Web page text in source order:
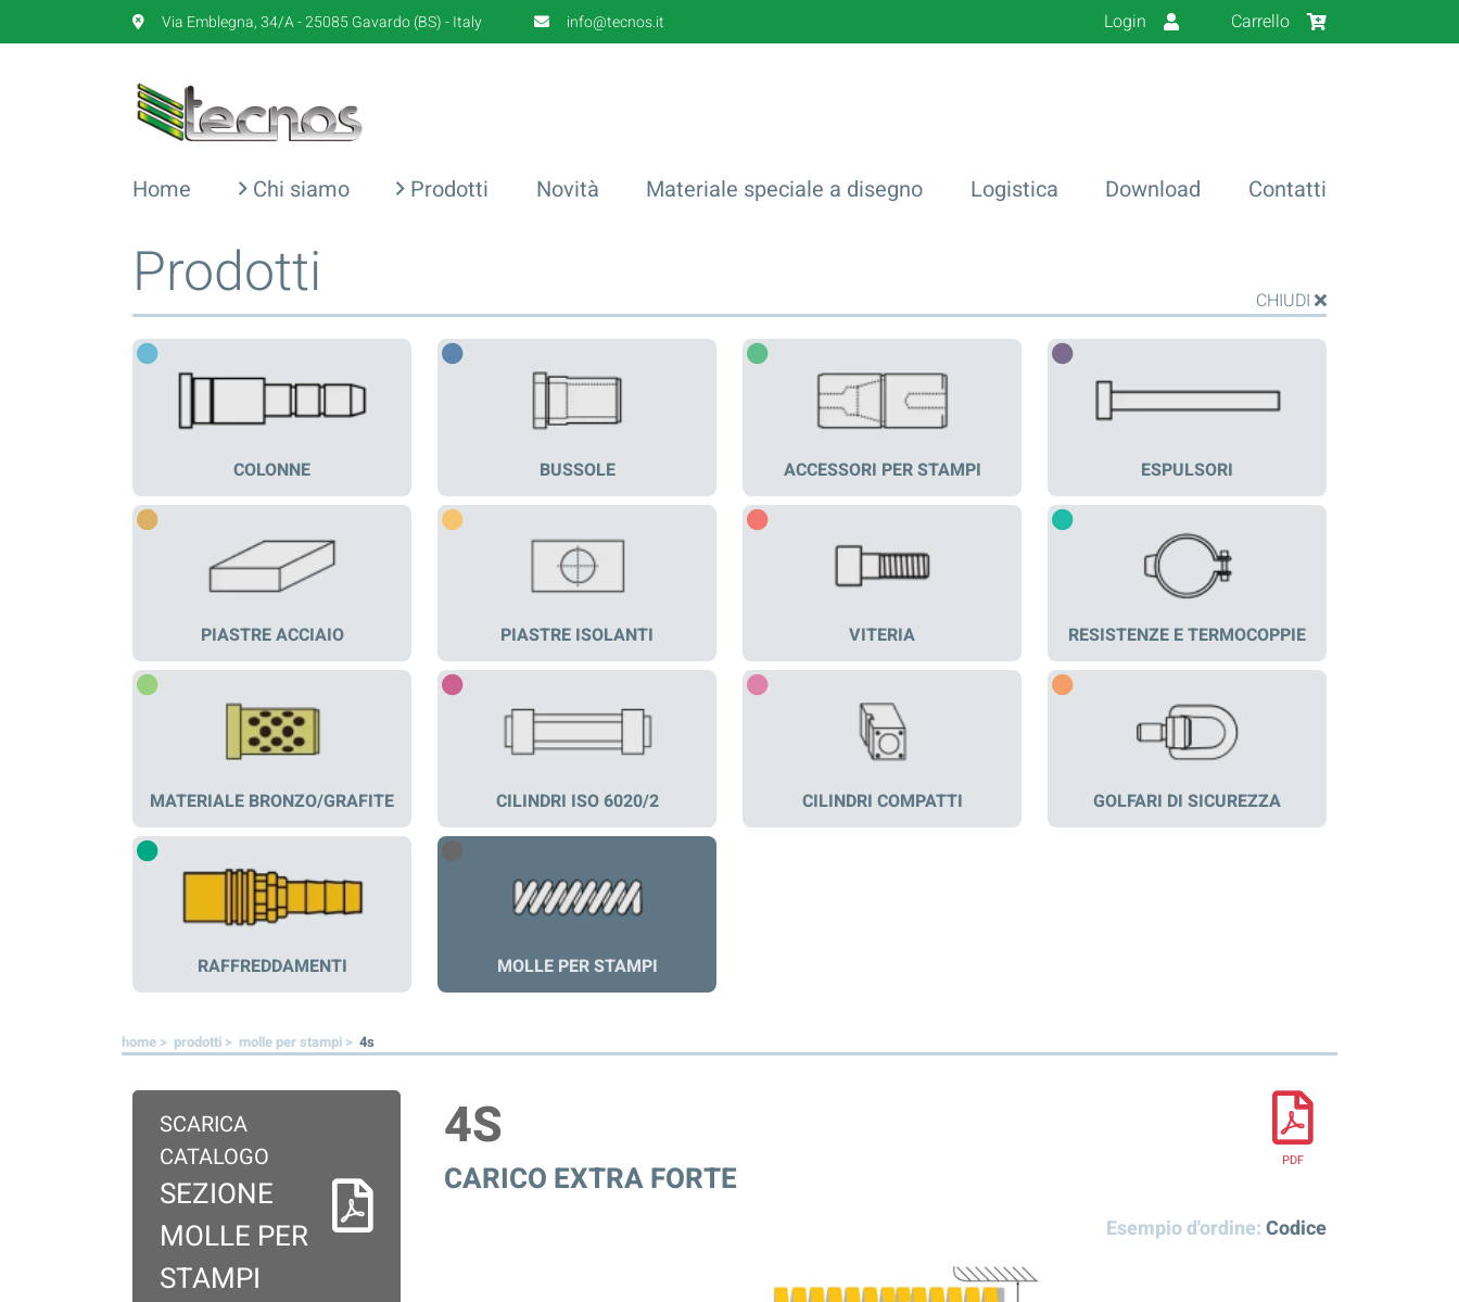
Via Emblegna, 34/A - 25085 Gavardo (BS) - Italy info@tecnos.it Login Carrello
Home Chi siamo Prodotti Novità Materiale speciale a disegno Logistica Download Contatti
Prodotti CHIUDI
COLONNE BUSSOLE ACCESSORI PER STAMPI ESPULSORI
PIASTRE ACCIAIO PIASTRE ISOLANTI VITERIA RESISTENZE E TERMOCOPPIE
MATERIALE BRONZO/GRAFITE CILINDRI ISO 6020/2 CILINDRI COMPATTI GOLFARI DI SICUREZZA
RAFFREDDAMENTI MOLLE PER STAMPI
home > prodotti > molle per stampi > 4s
SCARICA
CATALOGO
SEZIONE
MOLLE PER
STAMPI
4S
CARICO EXTRA FORTE PDF
Esempio d'ordine:Codice